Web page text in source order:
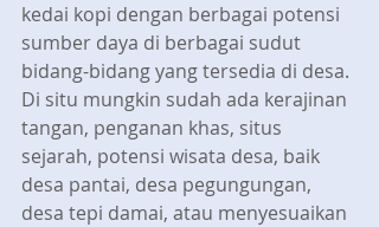
kedai kopi dengan berbagai potensi
sumber daya di berbagai sudut
bidang-bidang yang tersedia di desa.
Di situ mungkin sudah ada kerajinan
tangan, penganan khas, situs
sejarah, potensi wisata desa, baik
desa pantai, desa pegungungan,
desa tepi damai, atau menyesuaikan